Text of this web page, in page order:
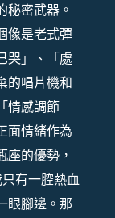
秘密武器。
像是老式彈
哭」、「處
的唱片機和
情感調節
面情緒作為
的優勢，
有一腔熱血
眼腳邊。那